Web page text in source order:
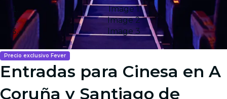
Image 1
Image 2
Image 3
Precio exclusivo Fever
Entradas para Cinesa en A
Coruña y Santiago de